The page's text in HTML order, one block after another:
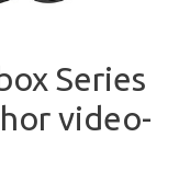
Series
video-